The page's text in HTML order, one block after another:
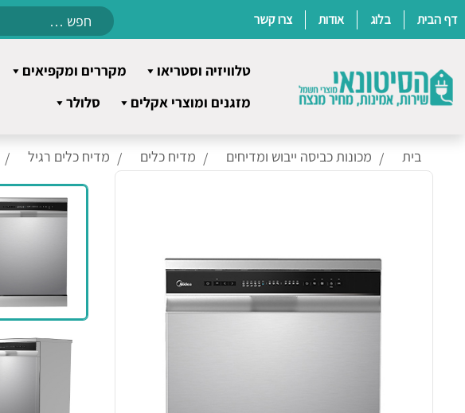
Skip
דף הבית בלוג אודות צרו קשר
Search
טלוויזיה וסטריאו מקררים ומקפיאים
מזגנים ומוצרי אקלים
סלולר
בית מכונות כביסה ייבוש ומדיחים מדיח כלים מדיח כלים רגיל